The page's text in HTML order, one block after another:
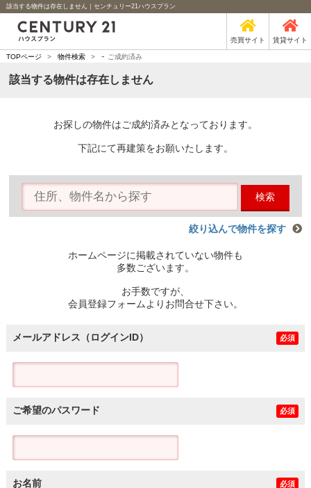
該当する物件は存在しません｜センチュリー21ハウスプラン
売買サイト 賃貸サイト
TOPページ > 物件検索 > - ご成約済み
該当する物件は存在しません
お探しの物件はご成約済みとなっております。
下記にて再建策をお願いたします。
検索
絞り込んで物件を探す
ホームページに掲載されていない物件も
多数ございます。
お手数ですが、
会員登録フォームよりお問合せ下さい。
メールアドレス（ログインID） 必須
ご希望のパスワード 必須
お名前 必須